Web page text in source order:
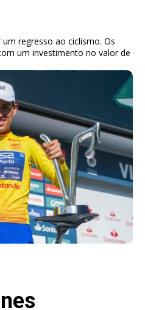
regresso ao ciclismo. Os
um investimento no valor de